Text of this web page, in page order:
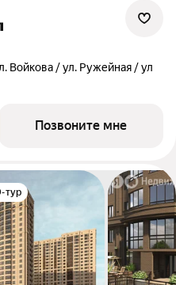
Войкова / ул. Ружейная / ул
Позвоните мне
тур